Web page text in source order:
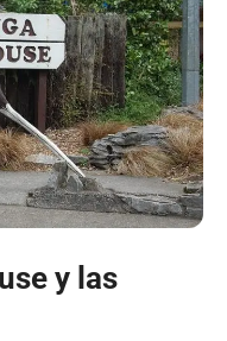
y las